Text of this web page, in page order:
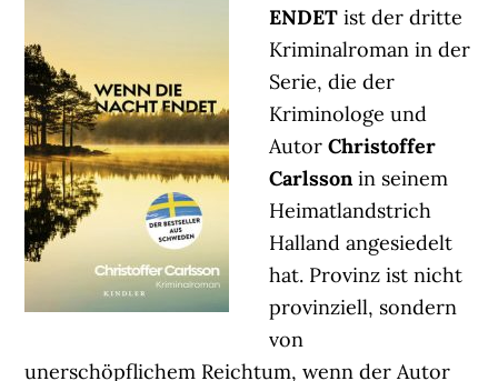
ENDETist der dritte
Kriminalroman in der
Serie, die der
Kriminologe und
AutorChristoffer
Carlssonin seinem
Heimatlandstrich
Halland angesiedelt
hat. Provinz ist nicht
provinziell, sondern
von
unerschöpflichem Reichtum, wenn der Autor